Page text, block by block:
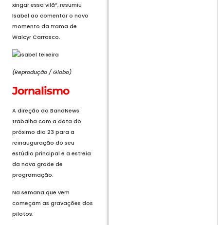
xingar essa vilã”, resumiu
Isabel ao comentar o novo
momento da trama de
Walcyr Carrasco.
(Reprodução / Globo)
Jornalismo
A direção da BandNews
trabalha com a data do
próximo dia 23 para a
reinauguração do seu
estúdio principal e a estreia
da nova grade de
programação.
Na semana que vem
começam as gravações dos
pilotos.